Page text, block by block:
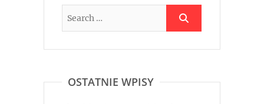
OSTATNIE WPISY